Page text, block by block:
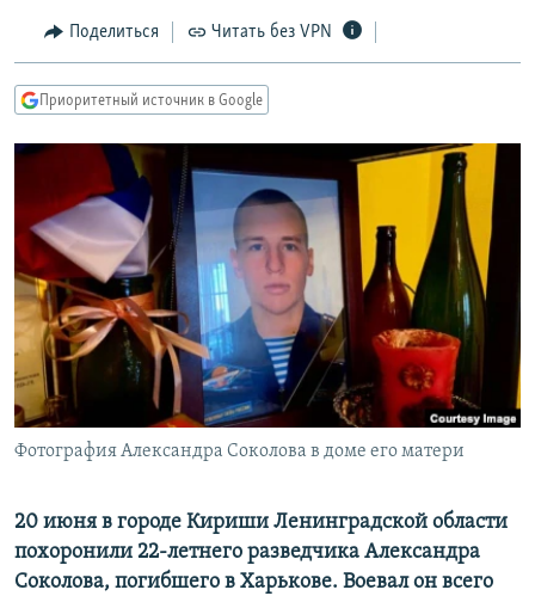
навигации
Вернутся
поиску
IDEL.РЕАЛИИ
СЕВЕР.РЕАЛИИ
СИБИРЬ.РЕАЛИИ
РАСПИСАНИЕ ВЕЩАНИЯ
ПОДПИШИТЕСЬ НА РАССЫЛКУ
СОЦИАЛЬНЫЕ СЕТИ
Поделиться Читать без VPN
Приоритетный источник в Google
Фотография Александра Соколова в доме его матери
20 июня в городе Кириши Ленинградской области
похоронили 22-летнего разведчика Александра
Соколова, погибшего в Харькове. Воевал он всего